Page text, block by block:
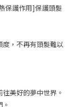
保護作用]保護頭髮
，不再有頭髮難以
美好的夢中世界。